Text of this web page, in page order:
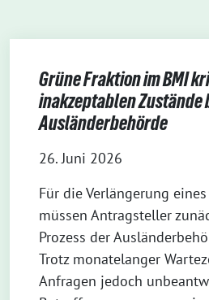
Grüne Fraktion im BMI
inakzeptablen Zustände
Ausländerbehörde
26. Juni 2026
Für die Verlängerung
müssen Antragsteller
Prozess der
Trotz monatelanger
Anfragen jedoch